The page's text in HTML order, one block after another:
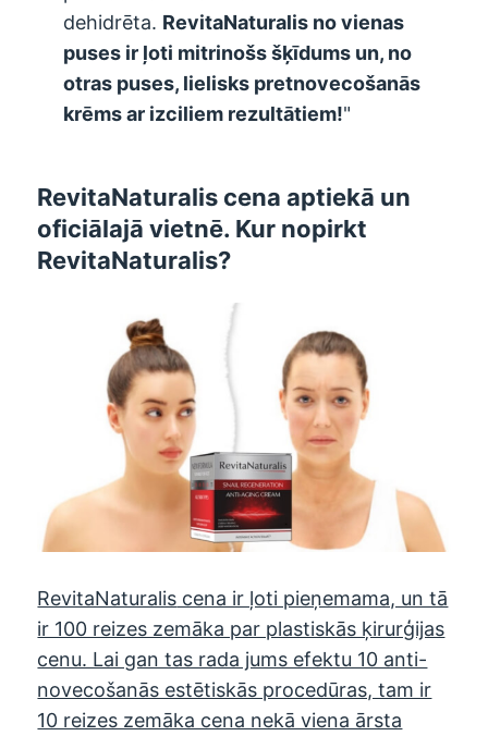
dehidrēta. RevitaNaturalis no vienas
puses ir ļoti mitrinošs šķīdums un, no
otras puses, lielisks pretnovecošanās
krēms ar izciliem rezultātiem!"
RevitaNaturalis cena aptiekā un
oficiālajā vietnē. Kur nopirkt
RevitaNaturalis?
RevitaNaturalis cena ir ļoti pieņemama, un tā
ir 100 reizes zemāka par plastiskās ķirurģijas
cenu. Lai gan tas rada jums efektu 10 anti-
novecošanās estētiskās procedūras, tam ir
10 reizes zemāka cena nekā viena ārsta